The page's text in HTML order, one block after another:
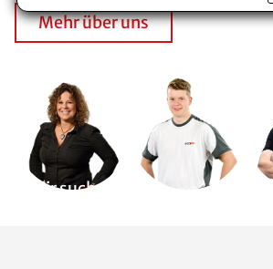
Mehr über uns
Wir suchen